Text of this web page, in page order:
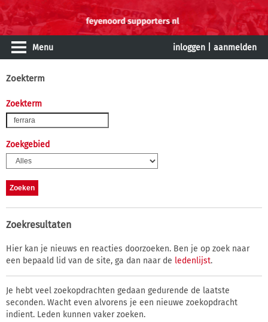
Menu inloggen aanmelden
Zoekterm
Zoekterm
Zoekgebied
Zoekresultaten
Hier kan je nieuws en reacties doorzoeken. Ben je op zoek naar
een bepaald lid van de site, ga dan naar de ledenlijst.
Je hebt veel zoekopdrachten gedaan gedurende de laatste
seconden. Wacht even alvorens je een nieuwe zoekopdracht
indient. Leden kunnen vaker zoeken.